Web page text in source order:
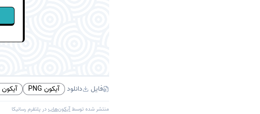
فایل دانلود آیکون PNG آیکون
منتشر شده توسطآیکون‌هابدر پلتفرمرسانیکا